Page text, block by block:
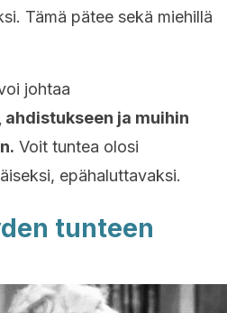
Tämä pätee sekä miehillä
johtaa
, ahdistukseen ja muihin
Voit tuntea olosi
epähaluttavaksi.
tunteen